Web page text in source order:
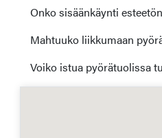
Onko sisäänkäynti
Mahtuuko liikkumaan
Voiko istua pyörätuolissa